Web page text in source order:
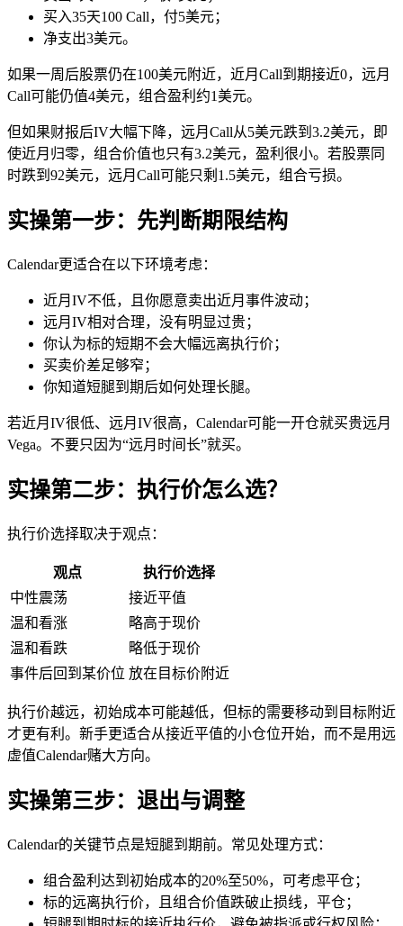
买入35天100 Call，付5美元；
净支出3美元。
如果一周后股票仍在100美元附近，近月Call到期接近0，远月
Call可能仍值4美元，组合盈利约1美元。
但如果财报后IV大幅下降，远月Call从5美元跌到3.2美元，即
使近月归零，组合价值也只有3.2美元，盈利很小。若股票同
时跌到92美元，远月Call可能只剩1.5美元，组合亏损。
实操第一步：先判断期限结构
Calendar更适合在以下环境考虑：
近月IV不低，且你愿意卖出近月事件波动；
远月IV相对合理，没有明显过贵；
你认为标的短期不会大幅远离执行价；
买卖价差足够窄；
你知道短腿到期后如何处理长腿。
若近月IV很低、远月IV很高，Calendar可能一开仓就买贵远月
Vega。不要只因为“远月时间长”就买。
实操第二步：执行价怎么选？
执行价选择取决于观点：
观点
执行价选择
中性震荡
接近平值
温和看涨
略高于现价
温和看跌
略低于现价
事件后回到某价位 放在目标价附近
执行价越远，初始成本可能越低，但标的需要移动到目标附近
才更有利。新手更适合从接近平值的小仓位开始，而不是用远
虚值Calendar赌大方向。
实操第三步：退出与调整
Calendar的关键节点是短腿到期前。常见处理方式：
组合盈利达到初始成本的20%至50%，可考虑平仓；
标的远离执行价，且组合价值跌破止损线，平仓；